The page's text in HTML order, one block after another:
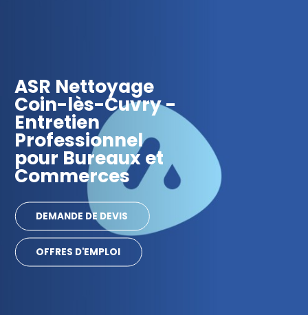
ASR Nettoyage
Coin-lès-Cuvry -
Entretien
Professionnel
pour Bureaux et
Commerces
DEMANDE DE DEVIS
OFFRES D'EMPLOI